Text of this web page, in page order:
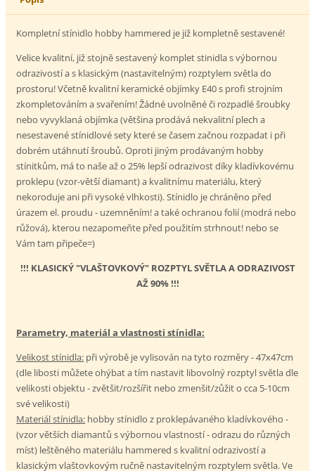
Kompletní stínidlo hobby hammered je již kompletně sestavené!
Velice kvalitní, již stojně sestavený komplet stinidla s výbornou
odrazivostí a s klasickým (nastavitelným) rozptylem světla do
prostoru! Včetně kvalitní keramické objímky E40 s profi strojním
zkompletováním a svařením! Žádné uvolněné či rozpadlé šroubky
nebo vyvyklaná objímka (většina prodává nekvalitní plech a
nesestavené stínidlové sety které se časem začnou rozpadat i při
dobrém utáhnutí šroubů. Oproti jiným prodávaným hobby
stínitkům, má to naše až o 25% lepší odrazivost díky kladívkovému
proklepu (vzor-větší diamant) a kvalitnímu materiálu, který
nekoroduje ani při vysoké vlhkosti). Stínidlo je chráněno před
úrazem el. proudu - uzemněním! a také ochranou folií (modrá nebo
růžová), kterou nezapomeňte před použitím strhnout! nebo se
Vám tam připeče=)
!!! KLASICKÝ "VLAŠTOVKOVÝ" ROZPTYL SVĚTLA A ODRAZIVOST
AŽ 90% !!!
Parametry, materiál a vlastnosti stínidla:
Velikost stínidla: při výrobě je vylisován na tyto rozměry - 47x47cm
(dle libosti můžete ohýbat a tím nastavit libovolný rozptyl světla dle
velikosti objektu - zvětšit/rozšířit nebo zmenšit/zůžit o cca 5-10cm
své velikosti)
Materiál stínidla: hobby stínidlo z proklepávaného kladívkového -
(vzor větších diamantů s výbornou vlastností - odrazu do různých
míst) leštěného materiálu hammered s kvalitní odrazivostí a
klasickým vlaštovkovým ručně nastavitelným rozptylem světla. Ve